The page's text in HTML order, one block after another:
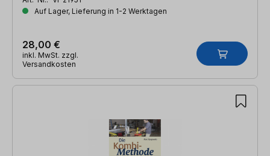
Auf Lager, Lieferung in 1-2 Werktagen
28,00 €
inkl. MwSt. zzgl.
Versandkosten